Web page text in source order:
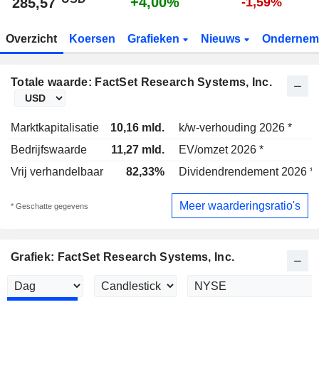
Overzicht Koersen Grafieken Nieuws
Totale waarde: FactSet Research Systems, Inc.
Marktkapitalisatie 10,16 mld.
k/w-verhouding 2026 *
Bedrijfswaarde
11,27 mld.
EV/omzet 2026 *
Vrij verhandelbaar
82,33% Dividendrendement 2026 *
* Geschatte gegevens Meer waarderingsratio's
Grafiek: FactSet Research Systems, Inc.